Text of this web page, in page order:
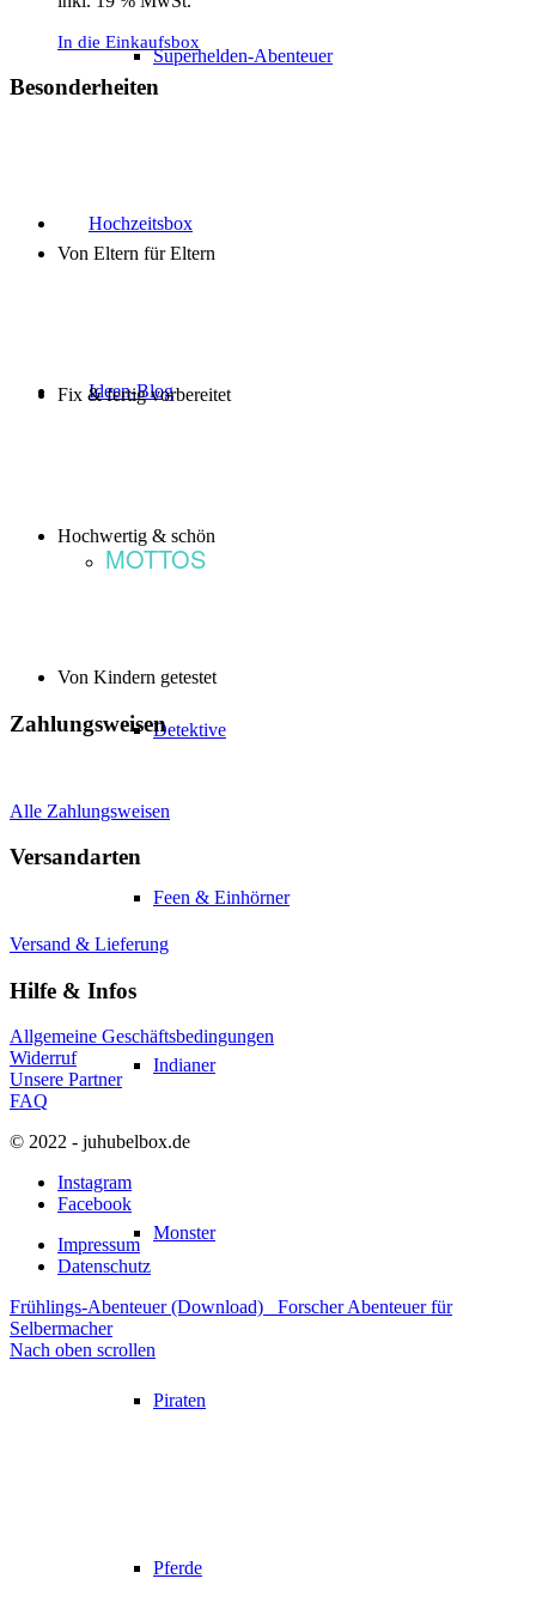
Superhelden-Abenteuer
Hochzeitsbox
Ideen-Blog
MOTTOS
Detektive
Feen & Einhörner
Indianer
Monster
Piraten
Pferde
In die Einkaufsbox
Besonderheiten
Von Eltern für Eltern
Fix & fertig vorbereitet
Hochwertig & schön
Von Kindern getestet
Zahlungsweisen
Alle Zahlungsweisen
Versandarten
Versand & Lieferung
Hilfe & Infos
Allgemeine Geschäftsbedingungen
Widerruf
Unsere Partner
FAQ
© 2022 - juhubelbox.de
Instagram
Facebook
Impressum
Datenschutz
Frühlings-Abenteuer (Download)
Forscher Abenteuer für
Selbermacher
Nach oben scrollen